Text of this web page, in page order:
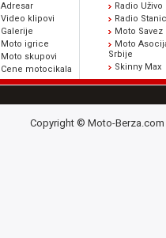
Adresar
Video klipovi
Galerije
Moto igrice
Moto skupovi
Cene motocikala
Radio Uživo
Radio
Moto Savez
Moto
Srbije
Skinny Max
Copyright © Moto-Berza.com